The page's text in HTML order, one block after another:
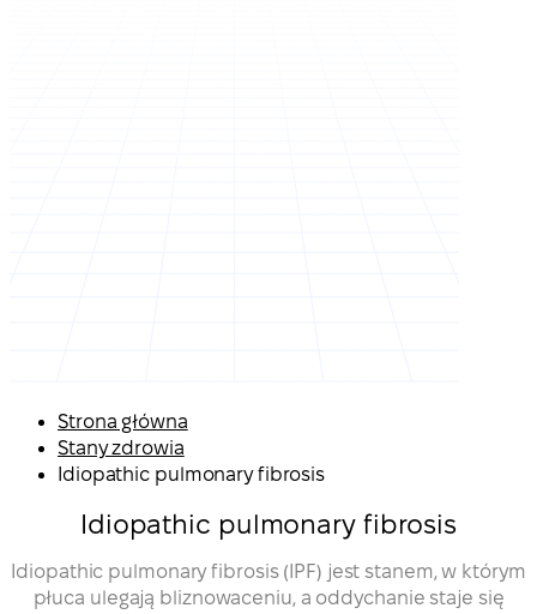
Strona główna
Stany zdrowia
Idiopathic pulmonary fibrosis
Idiopathic pulmonary fibrosis
Idiopathic pulmonary fibrosis (IPF) jest stanem, w którym
płuca ulegają bliznowaceniu, a oddychanie staje się